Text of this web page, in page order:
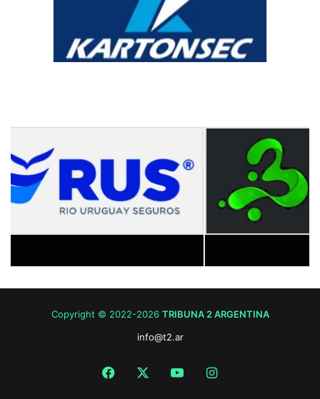
Copyright © 2022-2026 TRIBUNA 2 ARGENTINA
info@t2.ar
Facebook YouTubeInstagram